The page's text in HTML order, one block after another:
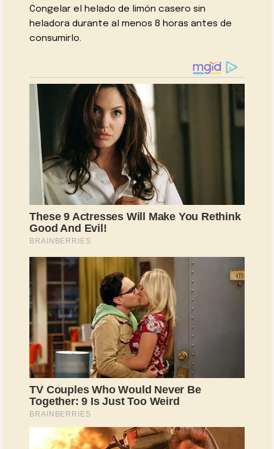
Congelar el helado de limón casero sin
heladora durante al menos 8 horas antes de
consumirlo.